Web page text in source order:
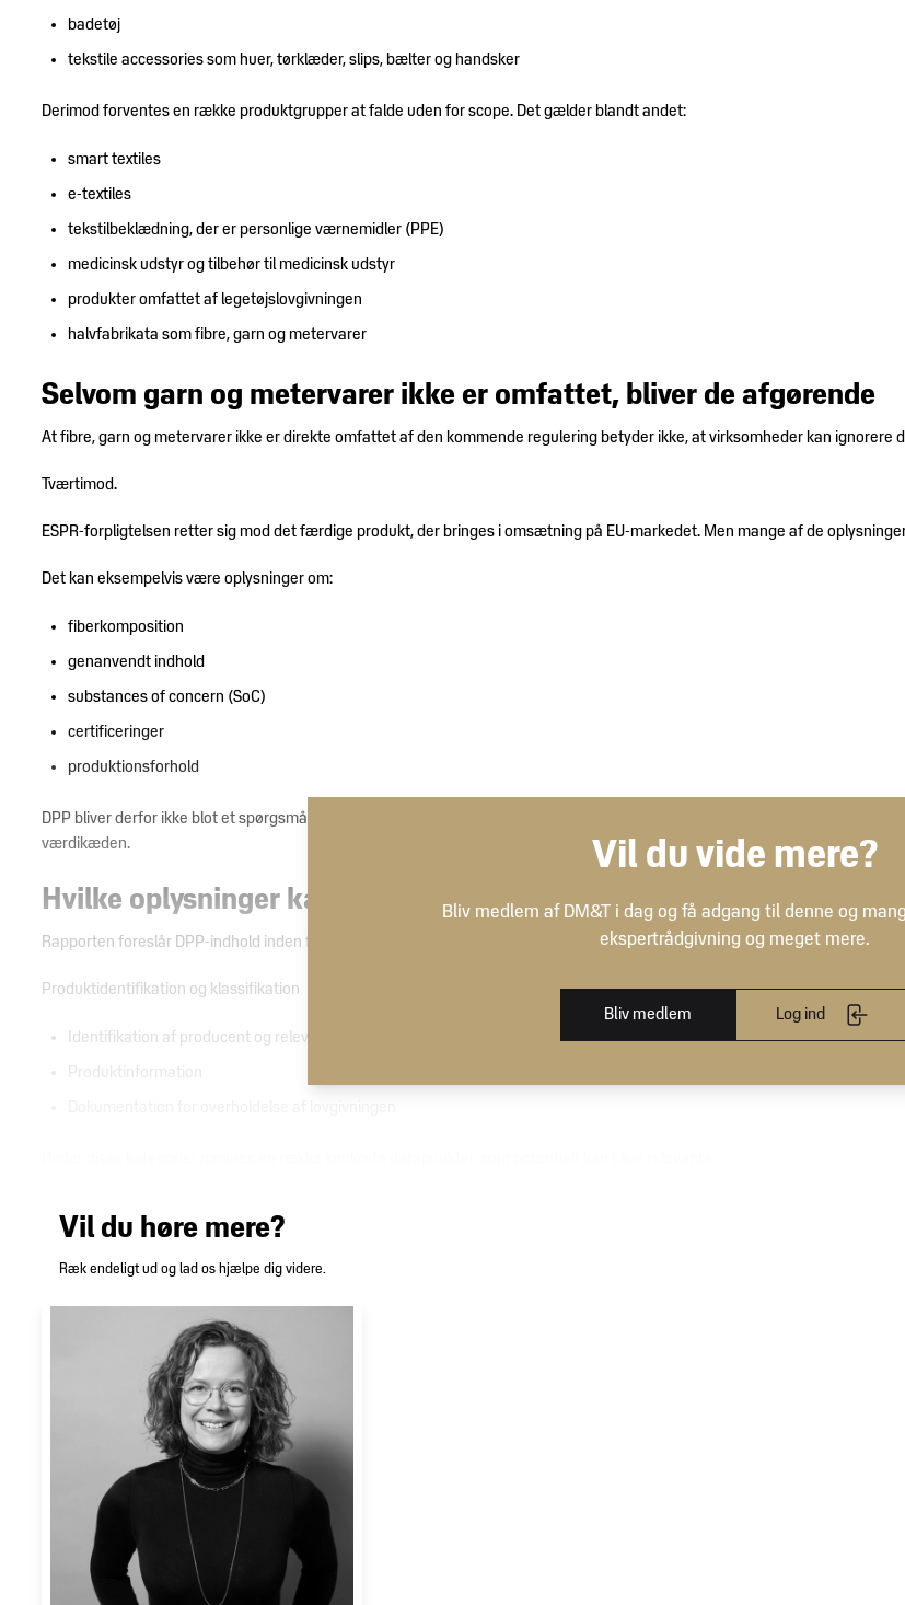
badetøj
tekstile accessories som huer, tørklæder, slips, bælter og handsker
Derimod forventes en række produktgrupper at falde uden for scope. Det gælder blandt andet:
smart textiles
e-textiles
tekstilbeklædning, der er personlige værnemidler (PPE)
medicinsk udstyr og tilbehør til medicinsk udstyr
produkter omfattet af legetøjslovgivningen
halvfabrikata som fibre, garn og metervarer
Selvom garn og metervarer ikke er omfattet, bliver de afgørende
At fibre, garn og metervarer ikke er direkte omfattet af den kommende regulering betyder ikke, at virksomheder kan ignorere
Tværtimod.
ESPR-forpligtelsen retter sig mod det færdige produkt, der bringes i omsætning på EU-markedet. Men mange af de
Det kan eksempelvis være oplysninger om:
fiberkomposition
genanvendt indhold
substances of concern (SoC)
certificeringer
produktionsforhold
DPP bliver derfor ikke blot et spørgsmål om at vælge en teknisk platform eller generere en QR-kode. Det bliver i høj grad et
værdikæden.
Hvilke oplysninger kan komme til at indgå i DPP?
Rapporten foreslår DPP-indhold inden for fire overordnede kategorier:
Produktidentifikation og klassifikation
Identifikation af producent og relevante økonomiske aktører
Produktinformation
Vil du vide mere?
Bliv medlem af DM&T i dag og få adgang til denne og
ekspertrådgivning og meget mere.
Bliv medlem Log ind
Vil du høre mere?
Ræk endeligt ud og lad os hjælpe dig videre.